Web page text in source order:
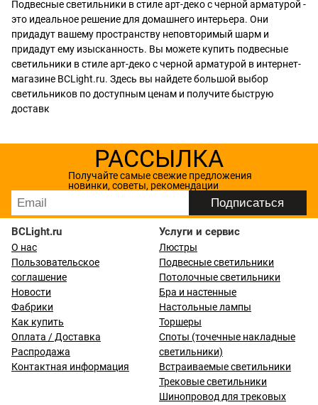
Подвесные светильники в стиле арт-деко с черной арматурой -
это идеальное решение для домашнего интерьера. Они
придадут вашему пространству неповторимый шарм и
придадут ему изысканность. Вы можете купить подвесные
светильники в стиле арт-деко с черной арматурой в интернет-
магазине BCLight.ru. Здесь вы найдете большой выбор
светильников по доступным ценам и получите быструю
доставк
РАССЫЛКА
Получайте самые свежие предложения
новинки, советы, рекомендации
BCLight.ru
О нас
Пользовательское
соглашение
Новости
Фабрики
Как купить
Оплата / Доставка
Распродажа
Контактная информация
Услуги и сервис
Люстры
Подвесные светильники
Потолочные светильники
Бра и настенные
Настольные лампы
Торшеры
Споты (точечные накладные
светильники)
Встраиваемые светильники
Трековые светильники
Шинопровод для трековых